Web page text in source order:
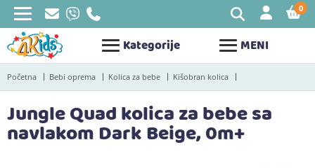
Kategorije MENI
0
Početna Bebi oprema Kolica za bebe Kišobran kolica
Jungle Quad kolica za bebe sa
navlakom Dark Beige, 0m+